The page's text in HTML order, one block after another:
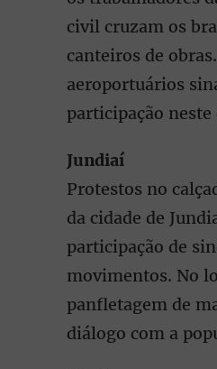
civil cruzam os
canteiros de
aeroportuários
participação neste
Jundiaí
Protestos no
da cidade de
participação de
movimentos. No
panfletagem de
diálogo com a